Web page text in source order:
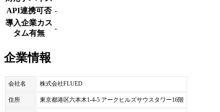
API連携可否 -
導入企業カス
タム有無
-
企業情報
会社名 株式会社FLUED
住所 東京都港区六本木1-4-5 アークヒルズサウスタワー16階